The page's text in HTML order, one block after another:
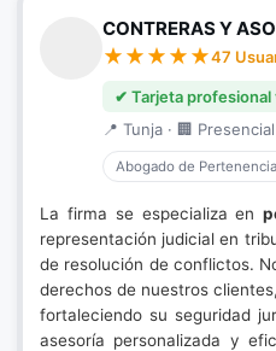
CONTRERAS Y
47
✔ Tarjeta
📍 Tunja · 🏢
Abogado de
La firma se especializa en
representación judicial en
de resolución de conflictos.
derechos de nuestros
fortaleciendo su seguridad
asesoría personalizada y